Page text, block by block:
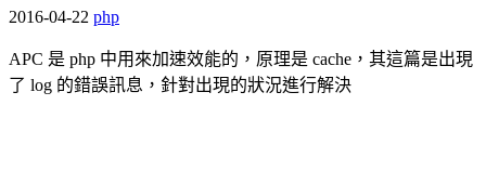
2016-04-22 php
APC 是 php 中用來加速效能的，原理是 cache，其這篇是出現
了 log 的錯誤訊息，針對出現的狀況進行解決